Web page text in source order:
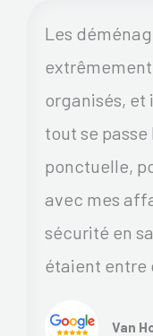
Les
organisés, et
tout se
ponctuelle,
avec mes
sécurité en
étaient entre
Van